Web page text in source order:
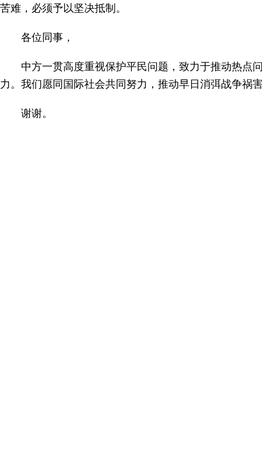
苦难，必须予以坚决抵制。
各位同事，
中方一贯高度重视保护平民问题，致力于推动热点
力。我们愿同国际社会共同努力，推动早日消弭战争祸
谢谢。